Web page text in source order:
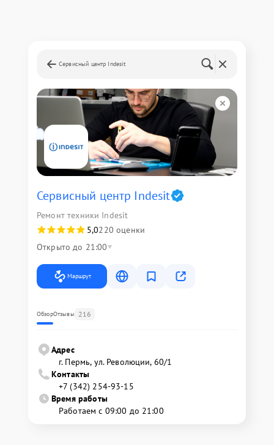
Сервисный центр Indesit
Сервисный центр Indesit
Ремонт техники Indesit
5,0220 оценки
Открыто до 21:00
Маршрут
ОбзорОтзывы 216
Адрес
г. Пермь, ул. ​Революции, 60/1
Контакты
+7 (342) 254-93-15
Время работы
Работаем с 09:00 до 21:00